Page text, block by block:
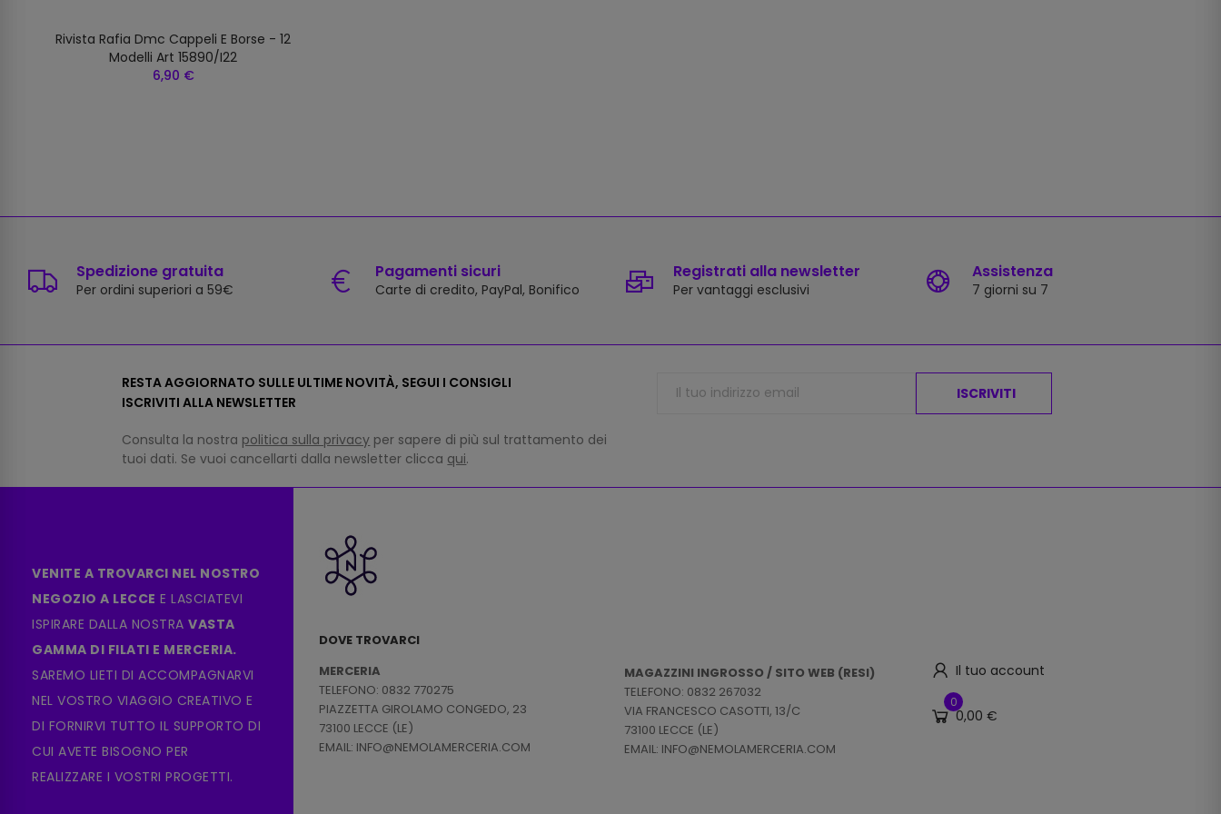
Rivista Rafia Dmc Cappeli E Borse - 12
Modelli Art 15890/i22
6,90 €
Spedizione gratuita
Per ordini superiori a 59€
Pagamenti sicuri
Carte di credito, PayPal, Bonifico
Registrati alla newsletter
Per vantaggi esclusivi
Assistenza
7 giorni su 7
RESTA AGGIORNATO SULLE ULTIME NOVITÀ, SEGUI I CONSIGLI
ISCRIVITI ALLA NEWSLETTER
Consulta la nostra politica sulla privacy per sapere di più sul trattamento dei
tuoi dati. Se vuoi cancellarti dalla newsletter clicca qui.
ISCRIVITI
VENITE A TROVARCI NEL NOSTRO
NEGOZIO A LECCE E LASCIATEVI
ISPIRARE DALLA NOSTRA VASTA
GAMMA DI FILATI E MERCERIA.
SAREMO LIETI DI ACCOMPAGNARVI
NEL VOSTRO VIAGGIO CREATIVO E
DI FORNIRVI TUTTO IL SUPPORTO DI
CUI AVETE BISOGNO PER
REALIZZARE I VOSTRI PROGETTI.
DOVE TROVARCI
MERCERIA
TELEFONO: 0832 770275
PIAZZETTA GIROLAMO CONGEDO, 23
73100 LECCE (LE)
EMAIL: INFO@NEMOLAMERCERIA.COM
MAGAZZINI INGROSSO / SITO WEB (RESI)
TELEFONO: 0832 267032
VIA FRANCESCO CASOTTI, 13/C
73100 LECCE (LE)
EMAIL: INFO@NEMOLAMERCERIA.COM
Il tuo account
0
0,00 €